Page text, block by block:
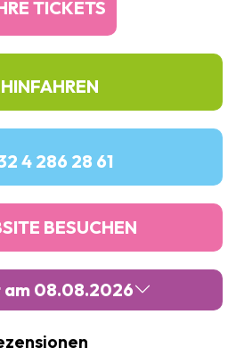
TICKETS
HINFAHREN
4 286 28 61
BESUCHEN
08.08.2026